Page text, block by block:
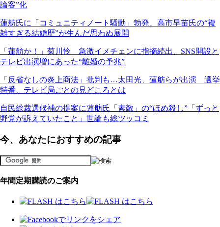
論客”化
蓮舫氏に「コミュニティノート騒動」勃発、高市早苗氏の“複
雑すぎる結婚歴”が生んだ思わぬ展開
「蓮舫か！」菊川怜 急激イメチェンに指摘続出、SNS開設と
テレビ出演増にあった“離婚の予兆”
「反省なしの炎上商法」批判も…太田光、蓮舫らが出演 選挙
特番、テレビ局ごとの見どころとは
自民総裁選候補の提案に蓮舫氏「素敵」の“ほめ殺し”「ずっと
野党が訴えていたこと」世論も総ツッコミ
今、あなたにおすすめの記事
年間定期購読のご案内